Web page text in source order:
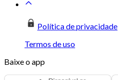
Política de privacidade
Termos de uso
Baixe o app